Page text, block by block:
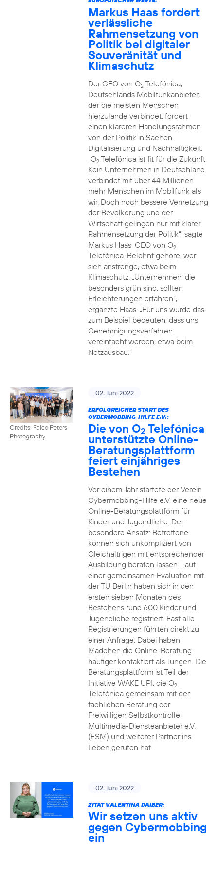
Markus Haas fordert
verlässliche
Rahmensetzung von
Politik bei digitaler
Souveränität und
Klimaschutz
Der CEO von O2Telefónica,
Deutschlands Mobilfunkanbieter,
der die meisten Menschen
hierzulande verbindet, fordert
einen klareren Handlungsrahmen
von der Politik in Sachen
Digitalisierung und Nachhaltigkeit.
„O2Telefónica ist fit für die Zukunft.
Kein Unternehmen in Deutschland
verbindet mit über 44 Millionen
mehr Menschen im Mobilfunk als
wir. Doch noch bessere Vernetzung
der Bevölkerung und der
Wirtschaft gelingen nur mit klarer
Rahmensetzung der Politik“, sagte
Markus Haas, CEO von O2
Telefónica. Belohnt gehöre, wer
sich anstrenge, etwa beim
Klimaschutz. „Unternehmen, die
besonders grün sind, sollten
Erleichterungen erfahren“,
ergänzte Haas. „Für uns würde das
zum Beispiel bedeuten, dass uns
Genehmigungsverfahren
vereinfacht werden, etwa beim
Netzausbau.“
Credits: Falco Peters
Photography
02. Juni 2022
ERFOLGREICHER START DES
CYBERMOBBING-HILFE E.V.:
Die von O2 Telefónica
unterstützte Online-
Beratungsplattform
feiert einjähriges
Bestehen
Vor einem Jahr startete der Verein
Cybermobbing-Hilfe e.V. eine neue
Online-Beratungsplattform für
Kinder und Jugendliche. Der
besondere Ansatz: Betroffene
können sich unkompliziert von
Gleichaltrigen mit entsprechender
Ausbildung beraten lassen. Laut
einer gemeinsamen Evaluation mit
der TU Berlin haben sich in den
ersten sieben Monaten des
Bestehens rund 600 Kinder und
Jugendliche registriert. Fast alle
Registrierungen führten direkt zu
einer Anfrage. Dabei haben
Mädchen die Online-Beratung
häufiger kontaktiert als Jungen. Die
Beratungsplattform ist Teil der
Initiative WAKE UP!, die O2
Telefónica gemeinsam mit der
fachlichen Beratung der
Freiwilligen Selbstkontrolle
Multimedia-Diensteanbieter e.V.
(FSM) und weiterer Partner ins
Leben gerufen hat.
02. Juni 2022
ZITAT VALENTINA DAIBER:
Wir setzen uns aktiv
gegen Cybermobbing
ein